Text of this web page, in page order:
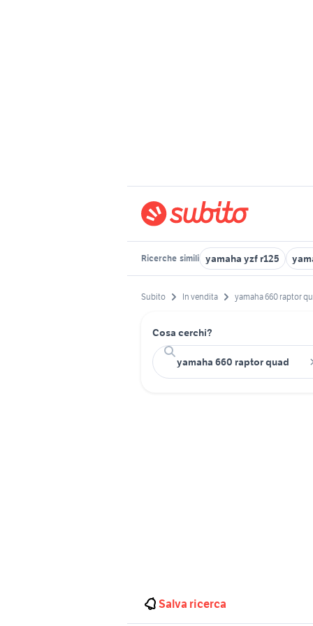
Ricerche simili yamaha yzf r125
Subito In vendita yamaha 660 raptor
Cosa cerchi?
Salva ricerca